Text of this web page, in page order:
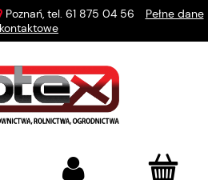
Poznań, tel. 61 875 04 56
Pełne dane
kontaktowe